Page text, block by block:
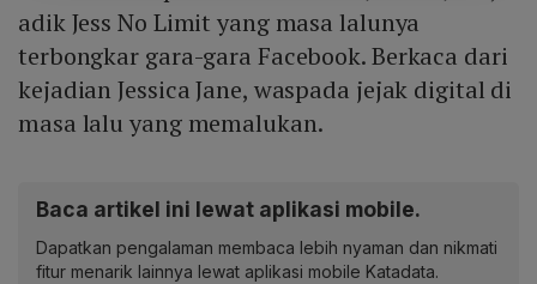
adik Jess No Limit yang masa lalunya
terbongkar gara-gara Facebook. Berkaca dari
kejadian Jessica Jane, waspada jejak digital di
masa lalu yang memalukan.
Baca artikel ini lewat aplikasi mobile.
Dapatkan pengalaman membaca lebih nyaman dan nikmati
fitur menarik lainnya lewat aplikasi mobile Katadata.